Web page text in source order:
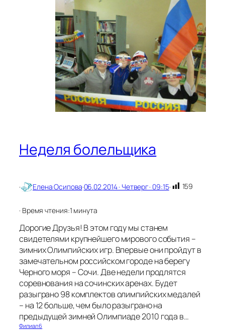
Неделя болельщика
· Елена Осипова·06.02.2014 · Четверг · 09:15· 159
· Время чтения:1 минута
Дорогие Друзья! В этом году мы станем
свидетелями крупнейшего мирового события –
зимних Олимпийских игр. Впервые они пройдут в
замечательном российском городе на берегу
Черного моря – Сочи. Две недели продлятся
соревнования на сочинских аренах. Будет
разыграно 98 комплектов олимпийских медалей
– на 12 больше, чем было разыграно на
предыдущей зимней Олимпиаде 2010 года в…
Филиал 6